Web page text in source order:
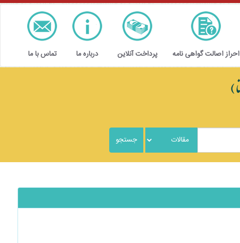
احراز اصالت گواهی نامه پرداخت آنلاین درباره ما تماس با ما